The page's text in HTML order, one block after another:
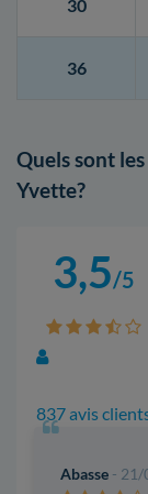
30
36
Quels sont
Yvette?
3,5/5
837 avis
Abasse - 21/